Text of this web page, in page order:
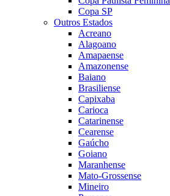
Copa SP
Outros Estados
Acreano
Alagoano
Amapaense
Amazonense
Baiano
Brasiliense
Capixaba
Carioca
Catarinense
Cearense
Gaúcho
Goiano
Maranhense
Mato-Grossense
Mineiro